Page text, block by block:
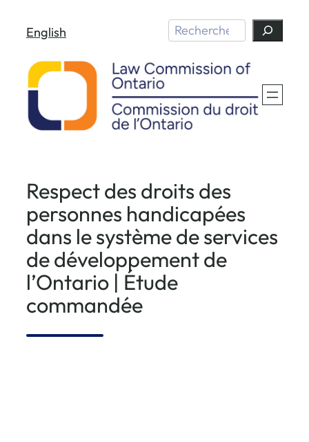
contenu
English Search
Respect des droits des
personnes handicapées
dans le système de services
de développement de
l’Ontario | Étude
commandée